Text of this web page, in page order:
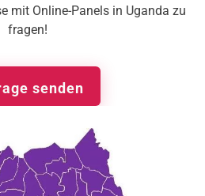
mit Online-Panels in Uganda zu
fragen!
senden